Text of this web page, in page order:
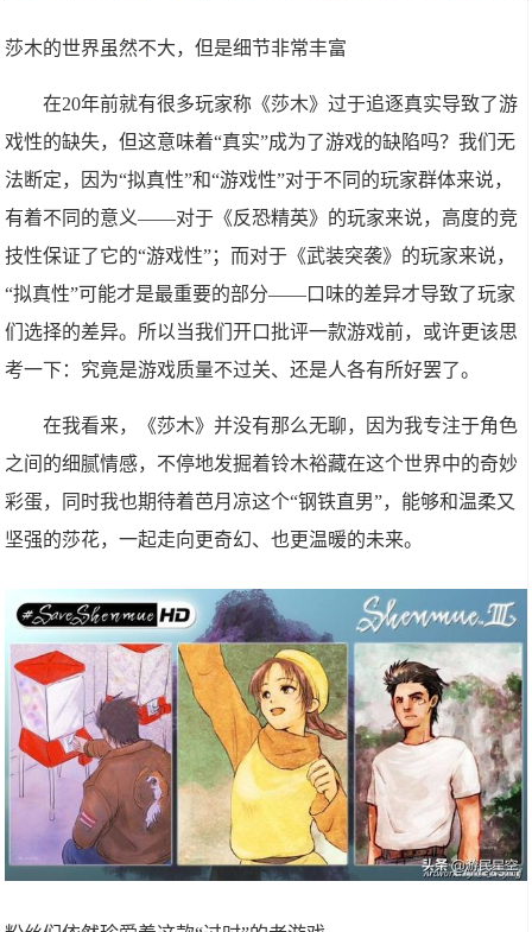
莎木的世界虽然不大，但是细节非常丰富
在20年前就有很多玩家称《莎木》过于追逐真实导致了游
戏性的缺失，但这意味着“真实”成为了游戏的缺陷吗？我们无
法断定，因为“拟真性”和“游戏性”对于不同的玩家群体来说，
有着不同的意义——对于《反恐精英》的玩家来说，高度的竞
技性保证了它的“游戏性”；而对于《武装突袭》的玩家来说，
“拟真性”可能才是最重要的部分——口味的差异才导致了玩家
们选择的差异。所以当我们开口批评一款游戏前，或许更该思
考一下：究竟是游戏质量不过关、还是人各有所好罢了。
在我看来，《莎木》并没有那么无聊，因为我专注于角色
之间的细腻情感，不停地发掘着铃木裕藏在这个世界中的奇妙
彩蛋，同时我也期待着芭月凉这个“钢铁直男”，能够和温柔又
坚强的莎花，一起走向更奇幻、也更温暖的未来。